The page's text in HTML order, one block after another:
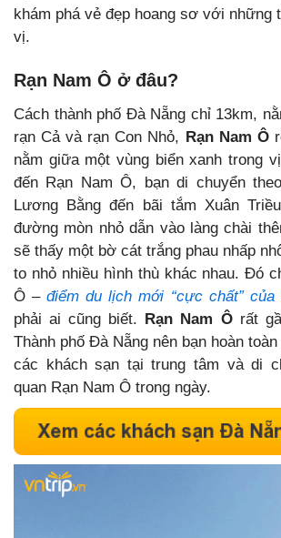
khám phá vẻ đẹp hoang sơ với những
vị.
Rạn Nam Ô ở đâu?
Cách thành phố Đà Nẵng chỉ 13km,
rạn Cả và rạn Con Nhỏ, Rạn Nam Ô
nằm giữa một vùng biển xanh trong
đến Rạn Nam Ô, bạn di chuyển
Lương Bằng đến bãi tắm Xuân
đường mòn nhỏ dẫn vào làng chài
sẽ thấy một bờ cát trắng phau nhấp
to nhỏ nhiều hình thù khác nhau. Đó
Ô –điểm du lịch mới “cực chất” của
phải ai cũng biết. Rạn Nam Ôrất
Thành phố Đà Nẵng nên bạn hoàn
các khách sạn tại trung tâm và di
quan Rạn Nam Ô trong ngày.